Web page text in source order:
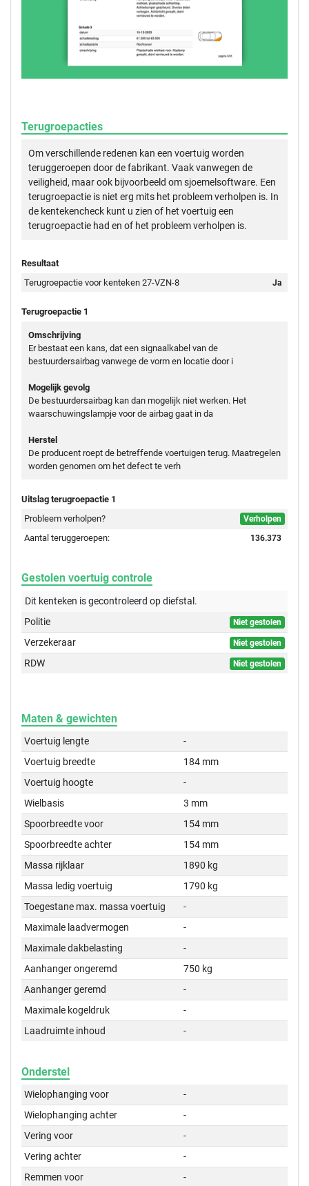
Terugroepacties
Om verschillende redenen kan een voertuig worden
teruggeroepen door de fabrikant. Vaak vanwegen de
veiligheid, maar ook bijvoorbeeld om sjoemelsoftware. Een
terugroepactie is niet erg mits het probleem verholpen is. In
de kentekencheck kunt u zien of het voertuig een
terugroepactie had en of het probleem verholpen is.
Resultaat
Terugroepactie voor kenteken 27-VZN-8
Ja
Terugroepactie 1
Omschrijving
Er bestaat een kans, dat een signaalkabel van de
bestuurdersairbag vanwege de vorm en locatie door i
Mogelijk gevolg
De bestuurdersairbag kan dan mogelijk niet werken. Het
waarschuwingslampje voor de airbag gaat in da
Herstel
De producent roept de betreffende voertuigen terug. Maatregelen
worden genomen om het defect te verh
Uitslag terugroepactie 1
Probleem verholpen?
Verholpen
Aantal teruggeroepen: 136.373
Gestolen voertuig controle
Dit kenteken is gecontroleerd opdiefstal.
Politie
Niet gestolen
Verzekeraar Niet gestolen
RDW Niet gestolen
Maten & gewichten
Voertuig lengte
-
Voertuig breedte
184 mm
Voertuig hoogte
-
Wielbasis
3 mm
Spoorbreedte voor
154 mm
Spoorbreedte achter
154 mm
Massa rijklaar
1890 kg
Massa ledig voertuig
1790 kg
Toegestane max. massa voertuig
-
Maximale laadvermogen
-
Maximale dakbelasting
-
Aanhanger ongeremd
750 kg
Aanhanger geremd
-
Maximale kogeldruk
-
Laadruimte inhoud
-
Onderstel
Wielophanging voor
-
Wielophanging achter
-
Vering voor
-
Vering achter
-
Remmen voor
-